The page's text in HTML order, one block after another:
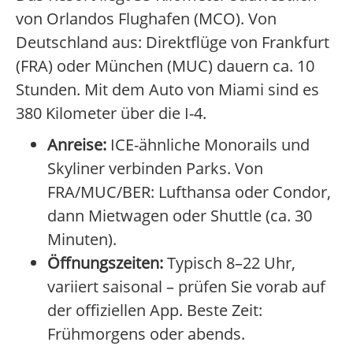
von Orlandos Flughafen (MCO). Von
Deutschland aus: Direktflüge von Frankfurt
(FRA) oder München (MUC) dauern ca. 10
Stunden. Mit dem Auto von Miami sind es
380 Kilometer über die I-4.
Anreise: ICE-ähnliche Monorails und
Skyliner verbinden Parks. Von
FRA/MUC/BER: Lufthansa oder Condor,
dann Mietwagen oder Shuttle (ca. 30
Minuten).
Öffnungszeiten:Typisch 8–22 Uhr,
variiert saisonal – prüfen Sie vorab auf
der offiziellen App. Beste Zeit:
Frühmorgens oder abends.